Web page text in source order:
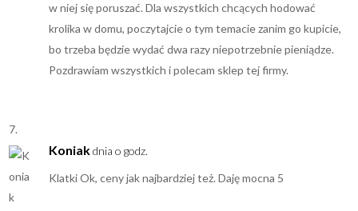
w niej się poruszać. Dla wszystkich chcących hodować
krolika w domu, poczytajcie o tym temacie zanim go kupicie,
bo trzeba będzie wydać dwa razy niepotrzebnie pieniądze.
Pozdrawiam wszystkich i polecam sklep tej firmy.
Koniakdnia o godz.
Klatki Ok, ceny jak najbardziej też. Daję mocna 5